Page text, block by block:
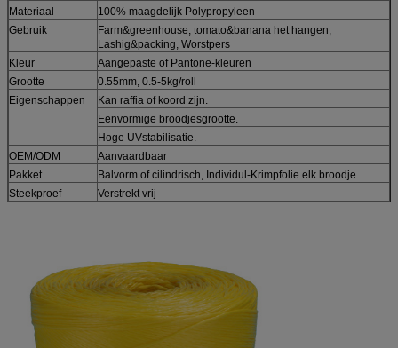
Materiaal
100% maagdelijk Polypropyleen
Gebruik
Farm&greenhouse, tomato&banana het hangen,
Lashig&packing, Worstpers
Kleur
Aangepaste of Pantone-kleuren
Grootte
0.55mm, 0.5-5kg/roll
Eigenschappen
Kan raffia of koord zijn.
Eenvormige broodjesgrootte.
Hoge UVstabilisatie.
OEM/ODM
Aanvaardbaar
Pakket
Balvorm of cilindrisch, Individul-Krimpfolie elk broodje
Steekproef
Verstrekt vrij